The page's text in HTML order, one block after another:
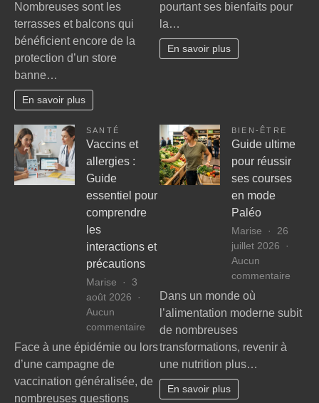
banne
manuel
motorisé
ajouter
moteur
soi-
même
Nombreuses sont les
terrasses et balcons qui
bénéficient encore de la
protection d’un store
banne…
En savoir plus
pourtant ses bienfaits pour
la…
En savoir plus
SANTÉ
Vaccins et
allergies :
Guide
essentiel pour
comprendre
les
interactions et
précautions
Marise
3
août 2026
Aucun
commentaire
Vaccins
allergies
:
Face à une épidémie ou lors
d’une campagne de
vaccination généralisée, de
nombreuses questions
BIEN-ÊTRE
Guide ultime
pour réussir
ses courses
en mode
Paléo
Marise
26
juillet 2026
Aucun
commentaire
pour
Dans un monde où
l’alimentation moderne subit
de nombreuses
transformations, revenir à
une nutrition plus…
En savoir plus